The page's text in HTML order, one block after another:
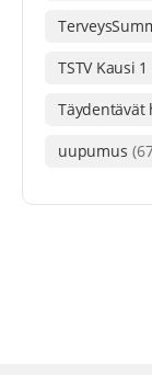
TSTV Kausi 1
Täydentävät
uupumus